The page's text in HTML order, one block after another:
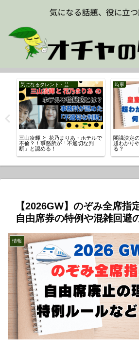
気になるタレント・芸能人
三山凌輝 と 花乃まりあ・ホテルで
不倫？！事務所が「不適切な判
断」と認める！
時事
閣議決定
超わかり
る？
【2026GW】のぞみ全席指
自由席券の特例や混雑回避
情報